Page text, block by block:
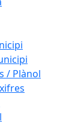
/ Plànol